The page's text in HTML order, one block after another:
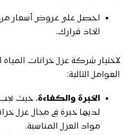
احصل على عروض أسعار
اتخاذ قرارك.
لاختيار شركة عزل خزانات المياه
العوامل التالية:
الخبرة والكفاءة، حيث
لديها خبرة في مجال عزل
مواد العزل المناسبة.